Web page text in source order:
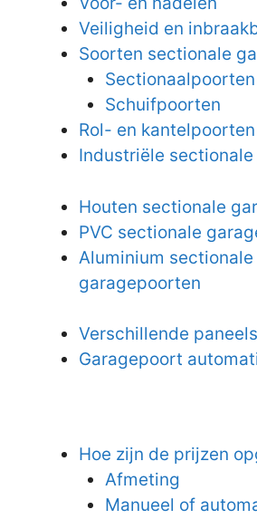
Veiligheid en
Soorten sectionale
Sectionaalpoorten
Schuifpoorten
Rol- en kantelpoorten
Industriële
Houten sectionale
PVC sectionale
Aluminium sectionale
garagepoorten
Verschillende
Garagepoort
Hoe zijn de prijzen
Afmeting
Manueel of